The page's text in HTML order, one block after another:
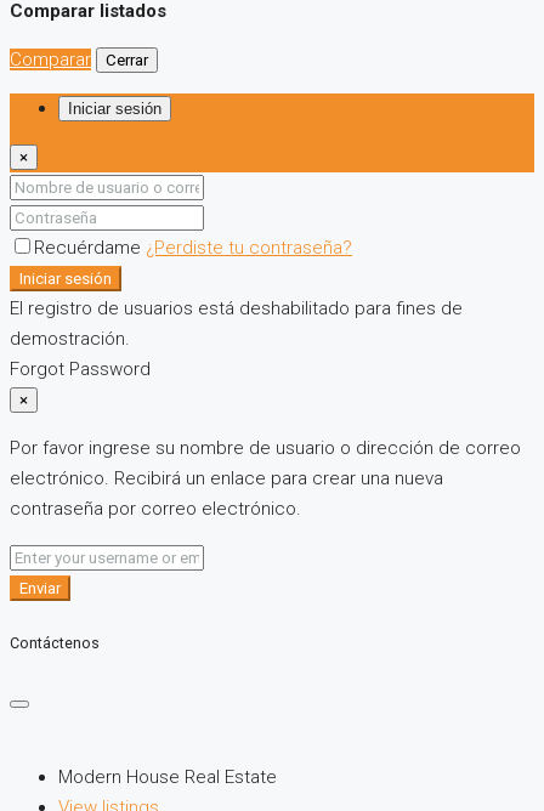
Comparar listados
Comparar Cerrar
Iniciar sesión
×
Recuérdame ¿Perdiste tu contraseña?
Iniciar sesión
El registro de usuarios está deshabilitado para fines de
demostración.
Forgot Password
×
Por favor ingrese su nombre de usuario o dirección de correo
electrónico. Recibirá un enlace para crear una nueva
contraseña por correo electrónico.
Enviar
Contáctenos
Modern House Real Estate